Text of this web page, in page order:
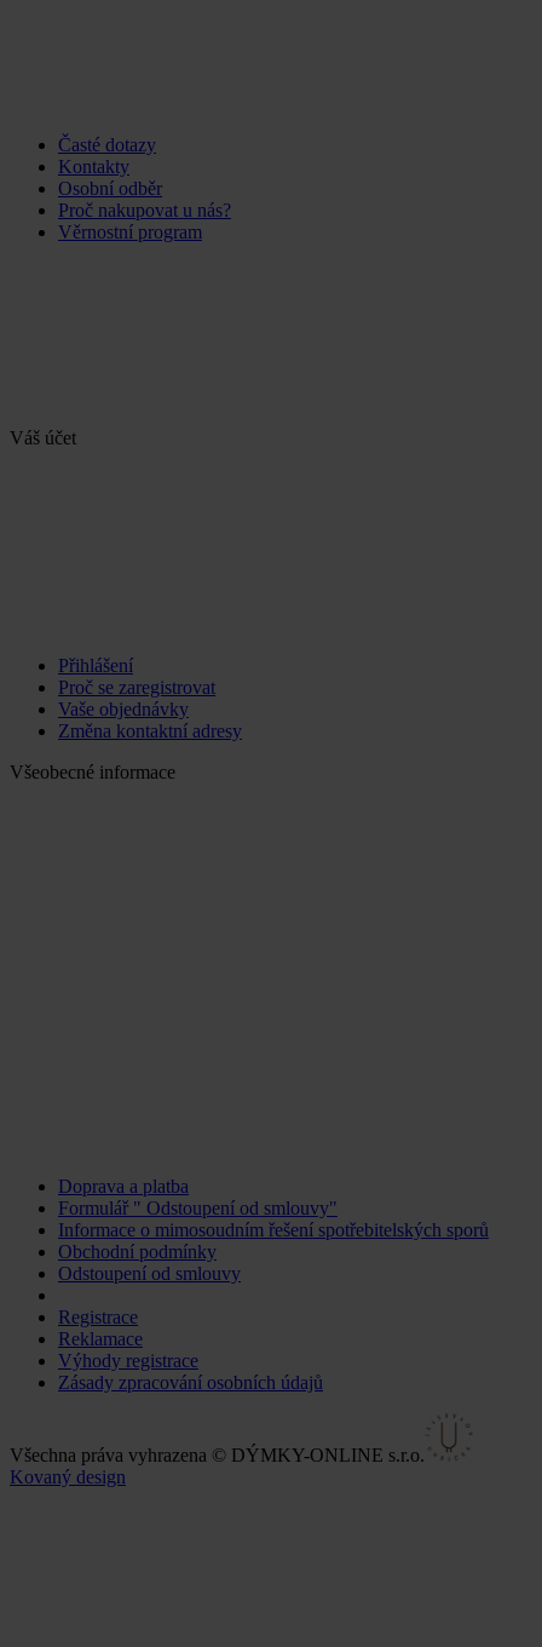
Časté dotazy
Kontakty
Osobní odběr
Proč nakupovat u nás?
Věrnostní program
Váš účet
Přihlášení
Proč se zaregistrovat
Vaše objednávky
Změna kontaktní adresy
Všeobecné informace
Doprava a platba
Formulář " Odstoupení od smlouvy"
Informace o mimosoudním řešení spotřebitelských sporů
Obchodní podmínky
Odstoupení od smlouvy
Registrace
Reklamace
Výhody registrace
Zásady zpracování osobních údajů
Všechna práva vyhrazena © DÝMKY-ONLINE s.r.o.
Kovaný design